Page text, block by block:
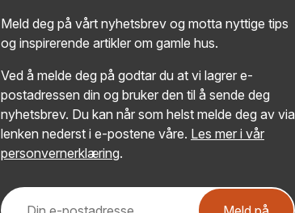
Meld deg på vårt nyhetsbrev og motta nyttige tips
og inspirerende artikler om gamle hus.
Ved å melde deg på godtar du at vi lagrer e-
postadressen din og bruker den til å sende deg
nyhetsbrev. Du kan når som helst melde deg av via
lenken nederst i e-postene våre. Les mer i vår
personvernerklæring.